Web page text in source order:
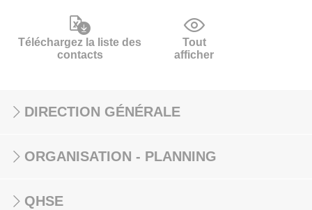
Téléchargez la liste des
contacts
Tout
afficher
DIRECTION GÉNÉRALE
ORGANISATION - PLANNING
QHSE